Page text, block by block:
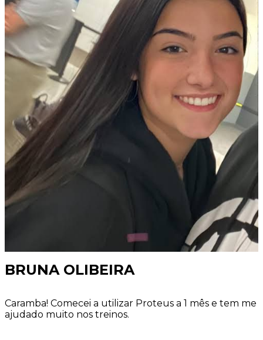
BRUNA OLIBEIRA
Caramba! Comecei a utilizar Proteus a 1 mês e tem me
ajudado muito nos treinos.